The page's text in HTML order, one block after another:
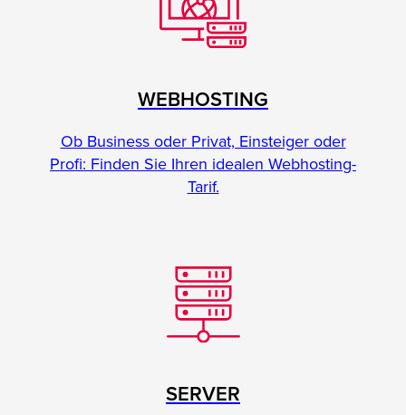
WEBHOSTING
Ob Business oder Privat, Einsteiger oder
Profi: Finden Sie Ihren idealen Webhosting-
Tarif.
SERVER